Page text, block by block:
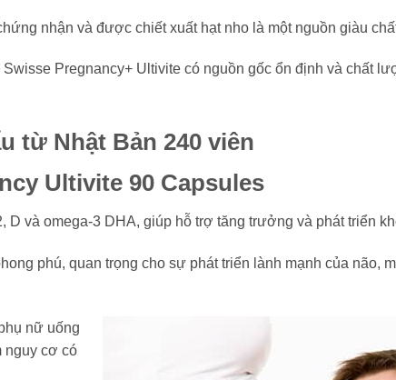
nhận và được chiết xuất hạt nho là một nguồn giàu
Swisse Pregnancy+ Ultivite có nguồn gốc ổn định và chất
Ultivite 90 Capsules
D và omega-3 DHA, giúp hỗ trợ tăng trưởng và phát triển
phú, quan trọng cho sự phát triển lành mạnh của não,
nữ uống
nguy cơ có